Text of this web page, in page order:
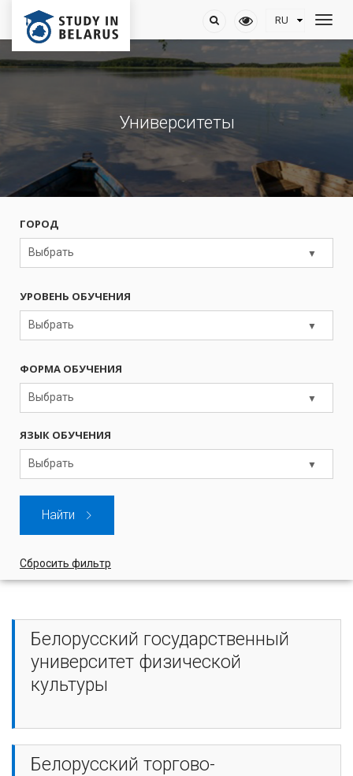
Университеты
ГОРОД
Выбрать
УРОВЕНЬ ОБУЧЕНИЯ
Выбрать
ФОРМА ОБУЧЕНИЯ
Выбрать
ЯЗЫК ОБУЧЕНИЯ
Выбрать
Найти
Сбросить фильтр
Белорусский государственный
университет физической
культуры
Белорусский торгово-